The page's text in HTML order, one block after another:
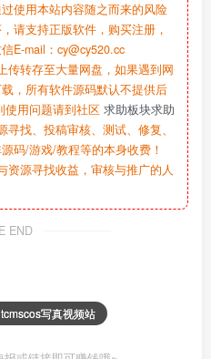
使用本站内容随之而来的风险
请支持正版软件，购买注册，
E-mail：cy@cy520.cc
传转存至大量网盘，如果遇到网
，所有软件源码默认不提供后
使用问题请到社区 求助板块求助
找、投稿审核、测试、修复、
码/游戏/教程等的本身收费！
资源寻找收益，审核与推广的人
END
写真视频站